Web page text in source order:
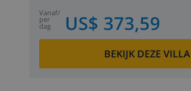
vanaf/
per
dag US$ 373,59
BEKIJK DEZE VILLA